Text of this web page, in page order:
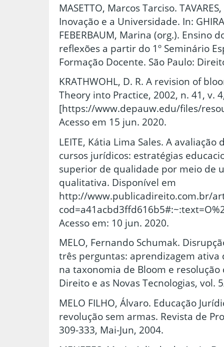
MASETTO, Marcos Tarciso.
Inovação e a Universidade. In:
FEBERBAUM, Marina (org.). Ensino
reflexões a partir do 1º Seminário
Formação Docente. São Paulo:
KRATHWOHL, D. R. A revision of
Theory into Practice, 2002, n. 41, v.
[https://www.depauw.edu/files/
Acesso em 15 jun. 2020.
LEITE, Kátia Lima Sales. A
cursos jurídicos: estratégias
superior de qualidade por meio de
qualitativa. Disponível em
http://www.publicadireito.com.br/
Acesso em: 10 jun. 2020.
MELO, Fernando Schumak.
três perguntas: aprendizagem ativa
na taxonomia de Bloom e resolução
Direito e as Novas Tecnologias, vol.
MELO FILHO, Álvaro. Educação
revolução sem armas. Revista de
309-333, Mai-Jun, 2004.